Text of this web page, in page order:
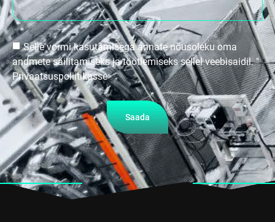
Selle vormi kasutamisega annate nõusoleku oma
andmete säilitamiseks ja töötlemiseks sellel veebisaidil. "
Privaatsuspoliitikasse
Saada